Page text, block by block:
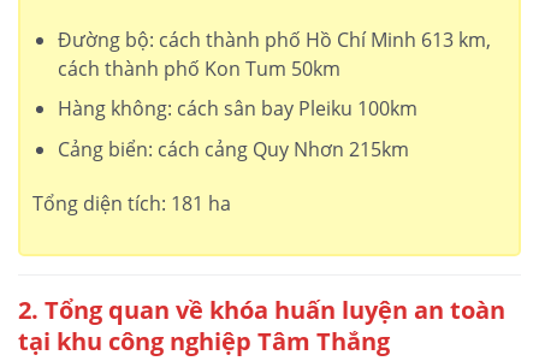
Đường bộ: cách thành phố Hồ Chí Minh 613 km,
cách thành phố Kon Tum 50km
Hàng không: cách sân bay Pleiku 100km
Cảng biển: cách cảng Quy Nhơn 215km
Tổng diện tích: 181 ha
2. Tổng quan về khóa huấn luyện an toàn
tại khu công nghiệp Tâm Thắng